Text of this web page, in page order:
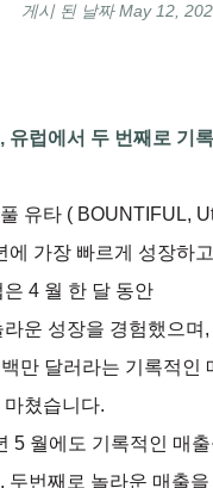
게시 된 날짜May 12,
유럽에서 두 번째로 기
유타 ( BOUNTIFUL,
에 가장 빠르게 성장하
은 4 월 한 달 동안
라운 성장을 경험했으며
만 달러라는 기록적인
마쳤습니다.
5 월에도 기록적인 매
두번째로 놀라운 매출